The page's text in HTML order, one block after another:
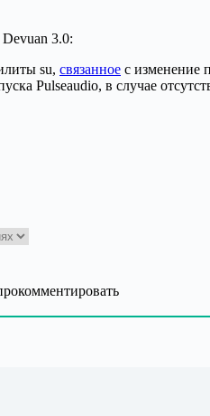
3.0:
su, связанное с изменение
Pulseaudio, в случае